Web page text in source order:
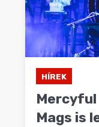
HÍREK
Mercyful
Mags is